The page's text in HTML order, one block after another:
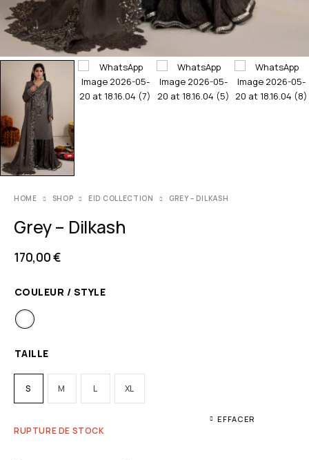
HOME SHOP EID COLLECTION GREY – DILKASH
Grey – Dilkash
170,00€
COULEUR / STYLE
TAILLE
S M L XL
EFFACER
RUPTURE DE STOCK